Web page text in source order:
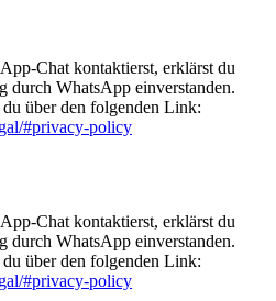
Chat kontaktierst, erklärst du
durch WhatsApp einverstanden.
über den folgenden Link:
#privacy-policy
Chat kontaktierst, erklärst du
durch WhatsApp einverstanden.
über den folgenden Link:
#privacy-policy